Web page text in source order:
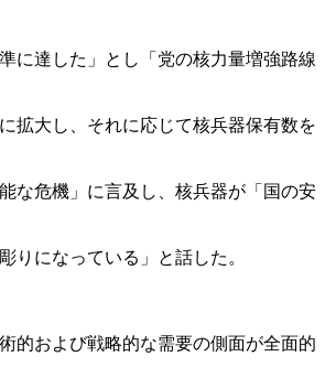
に達した」とし「党の核力量増強路線
拡大し、それに応じて核兵器保有数を
な危機」に言及し、核兵器が「国の安
りになっている」と話した。
的および戦略的な需要の側面が全面的